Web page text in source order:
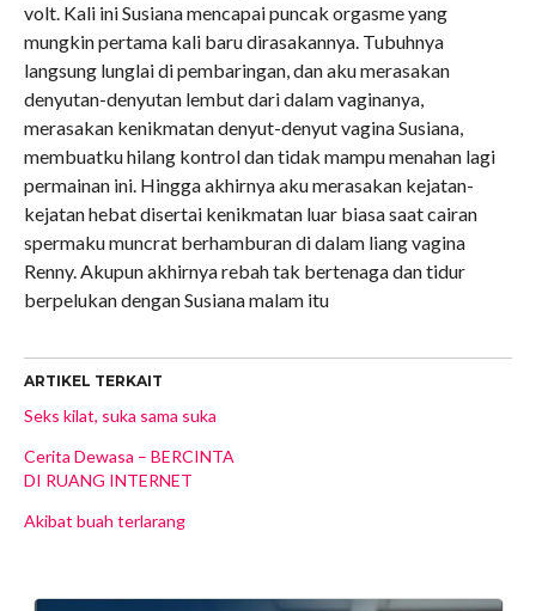
volt. Kali ini Susiana mencapai puncak orgasme yang
mungkin pertama kali baru dirasakannya. Tubuhnya
langsung lunglai di pembaringan, dan aku merasakan
denyutan-denyutan lembut dari dalam vaginanya,
merasakan kenikmatan denyut-denyut vagina Susiana,
membuatku hilang kontrol dan tidak mampu menahan lagi
permainan ini. Hingga akhirnya aku merasakan kejatan-
kejatan hebat disertai kenikmatan luar biasa saat cairan
spermaku muncrat berhamburan di dalam liang vagina
Renny. Akupun akhirnya rebah tak bertenaga dan tidur
berpelukan dengan Susiana malam itu
ARTIKEL TERKAIT
Seks kilat, suka sama suka
Cerita Dewasa – BERCINTA
DI RUANG INTERNET
Akibat buah terlarang